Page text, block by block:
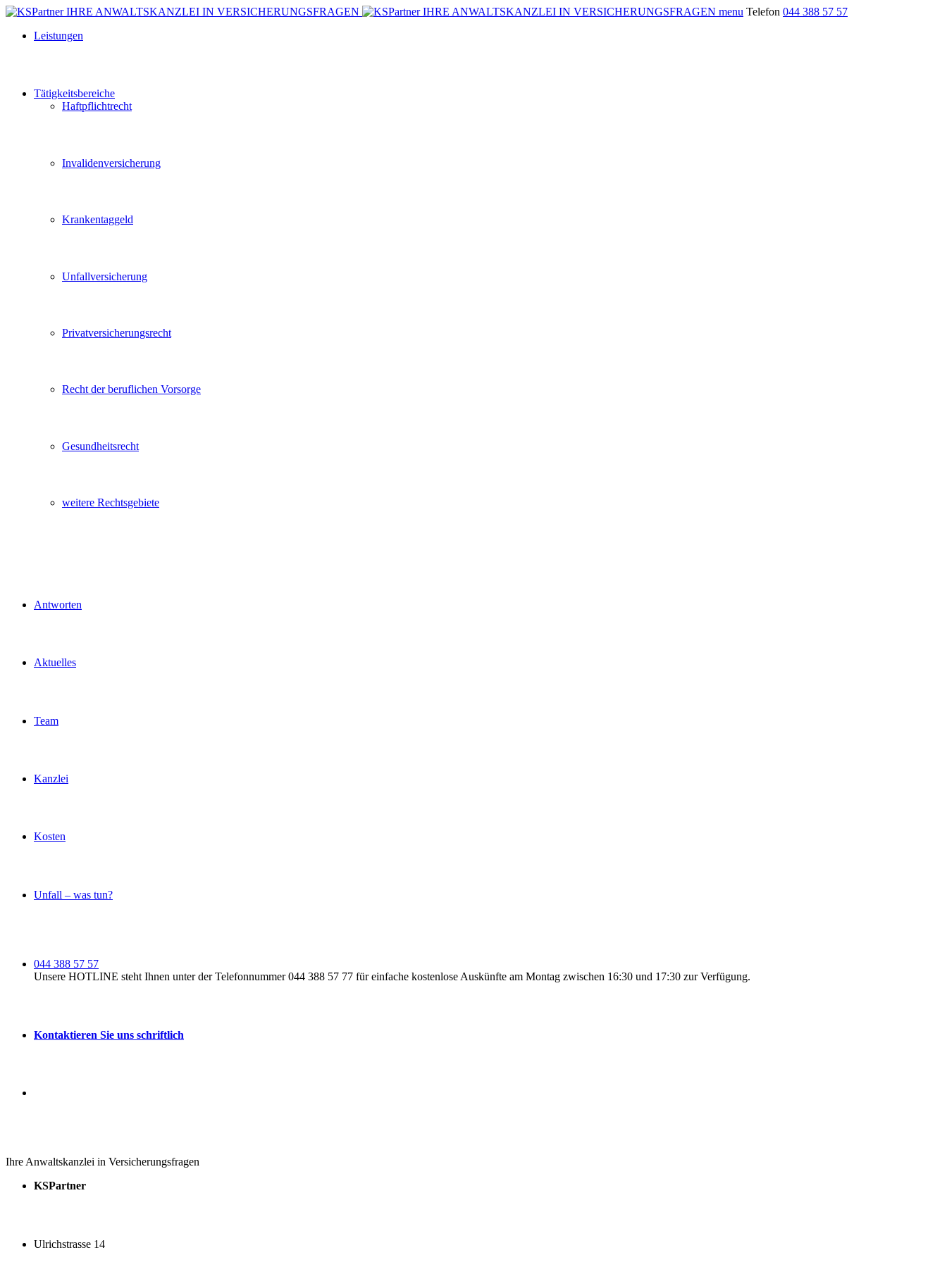
menu Telefon 044 388 57 57
Leistungen
Tätigkeitsbereiche
Haftpflichtrecht
Invalidenversicherung
Krankentaggeld
Unfallversicherung
Privatversicherungsrecht
Recht der beruflichen Vorsorge
Gesundheitsrecht
weitere Rechtsgebiete
Antworten
Aktuelles
Team
Kanzlei
Kosten
Unfall – was tun?
044 388 57 57
Unsere HOTLINE steht Ihnen unter der Telefonnummer 044 388 57 77 für einfache kostenlose Auskünfte am Montag zwischen 16:30 und 17:30 zur Verfügung.
Kontaktieren Sie uns schriftlich
Ihre Anwaltskanzlei in Versicherungsfragen
KSPartner
Ulrichstrasse 14